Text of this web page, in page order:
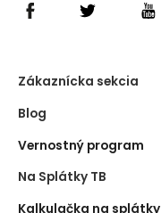
Zákaznícka sekcia
Blog
Vernostný program
Na Splátky TB
Kalkulačka na splátky